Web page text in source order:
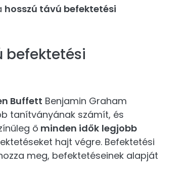
hosszú távú befektetési
befektetési
Buffett Benjamin Graham
tanítványának számít, és
ő minden idők legjobb
hajt végre. Befektetési
meg, befektetéseinek alapját